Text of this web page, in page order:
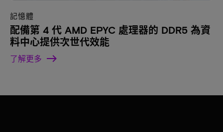
記憶體
配備第 4 代 AMD EPYC 處理器的 DDR5 為資
料中心提供次世代效能
了解更多